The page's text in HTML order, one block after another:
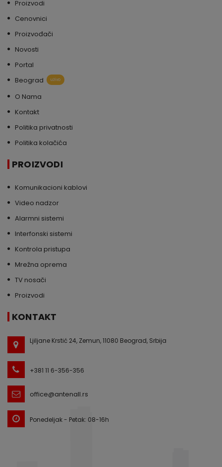
Proizvodi
Cenovnici
Proizvođači
Novosti
Portal
Beograd
uživo
O Nama
Kontakt
Politika privatnosti
Politika kolačića
PROIZVODI
Komunikacioni kablovi
Video nadzor
Alarmni sistemi
Interfonski sistemi
Kontrola pristupa
Mrežna oprema
TV nosači
Proizvodi
KONTAKT
Ljiljane Krstić 24, Zemun, 11080 Beograd, Srbija
+381 11 6-356-356
office@antenall.rs
Ponedeljak - Petak: 08-16h